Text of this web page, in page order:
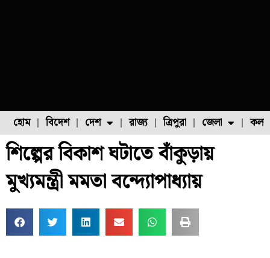
হোম বিদেশ দেশ
ফুল চাষ ফল চাষ মাছ চাষ
রাজ্য ত্রিপুরা জেলা
উত্তর ২৪ পরগনা
শিল্পের বিকাশ ঘটাতে বাঁকুড়ায়
মুখ্যমন্ত্রী মমতা বন্দ্যোপাধ্যায়